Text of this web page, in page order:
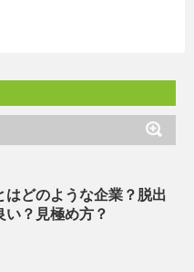
はどのような企業？脱出
い？見極め方？